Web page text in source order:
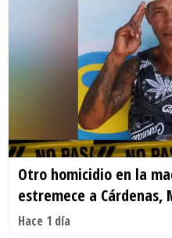
Otro homicidio en la
estremece a Cárdenas,
Hace 1 día